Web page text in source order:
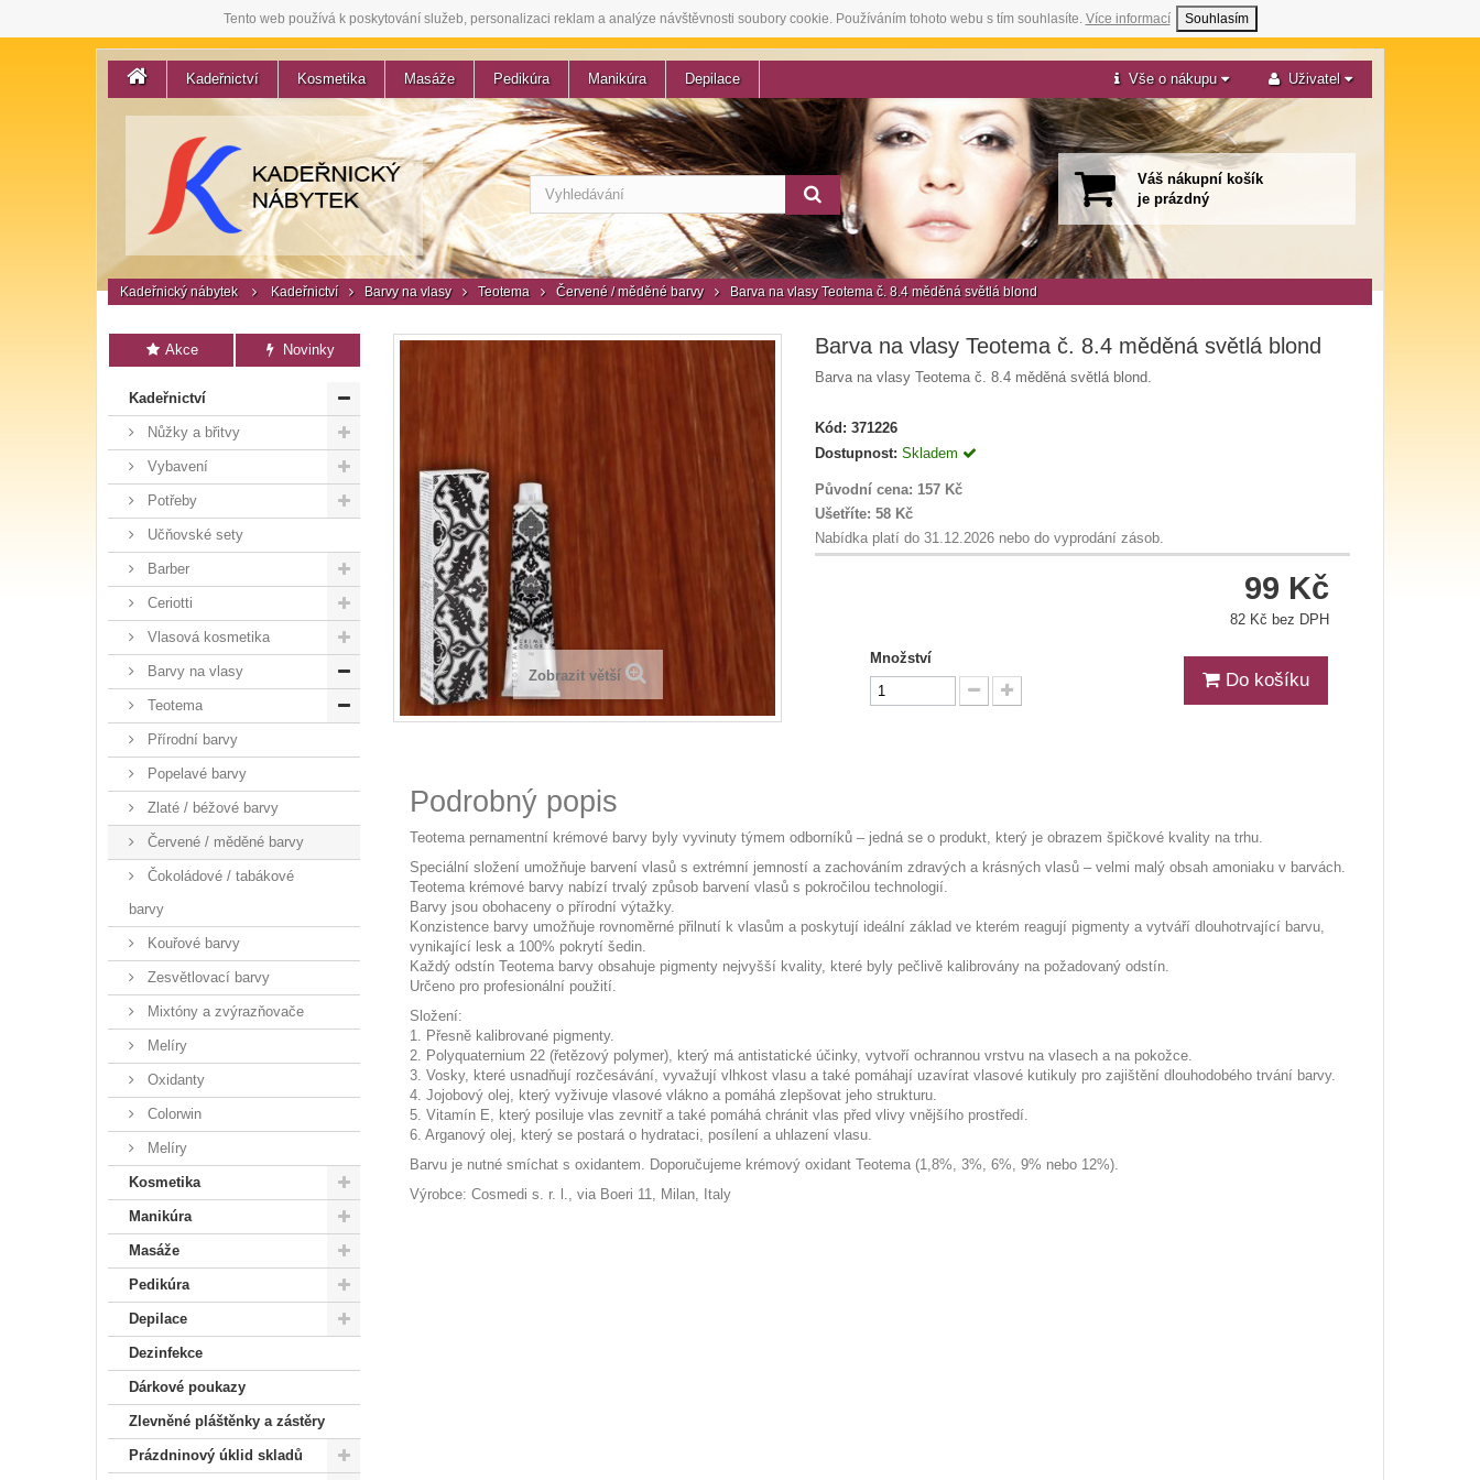
Tento web používá k poskytování služeb, personalizaci reklam a analýze návštěvnosti soubory cookie. Používáním tohoto webu s tím souhlasíte. Více informací Souhlasím
Kadeřnictví Kosmetika Masáže Pedikúra Manikúra Depilace Vše o nákupu Uživatel
Váš nákupní košík
je prázdný
Kadeřnický nábytek Kadeřnictví Barvy na vlasy Teotema Červené / měděné barvy Barva na vlasy Teotema č. 8.4 měděná světlá blond
Akce Novinky
Kadeřnictví
Nůžky a břitvy
Vybavení
Potřeby
Učňovské sety
Barber
Ceriotti
Vlasová kosmetika
Barvy na vlasy
Teotema
Přírodní barvy
Popelavé barvy
Zlaté / béžové barvy
Červené / měděné barvy
Čokoládové / tabákové
barvy
Kouřové barvy
Zesvětlovací barvy
Mixtóny a zvýrazňovače
Melíry
Oxidanty
Colorwin
Melíry
Kosmetika
Manikúra
Masáže
Pedikúra
Depilace
Dezinfekce
Dárkové poukazy
Zlevněné pláštěnky a zástěry
Prázdninový úklid skladů
Zobrazit větší
Barva na vlasy Teotema č. 8.4 měděná světlá blond
Barva na vlasy Teotema č. 8.4 měděná světlá blond.
Kód: 371226
Dostupnost: Skladem
Původní cena: 157 Kč
Ušetříte: 58 Kč
Nabídka platí do 31.12.2026 nebo do vyprodání zásob.
99 Kč
82 Kč bez DPH
Množství
Do košíku
Podrobný popis
Teotema pernamentní krémové barvy byly vyvinuty týmem odborníků – jedná se o produkt, který je obrazem špičkové kvality na trhu.
Speciální složení umožňuje barvení vlasů s extrémní jemností a zachováním zdravých a krásných vlasů – velmi malý obsah amoniaku v barvách.
Teotema krémové barvy nabízí trvalý způsob barvení vlasů s pokročilou technologií.
Barvy jsou obohaceny o přírodní výtažky.
Konzistence barvy umožňuje rovnoměrné přilnutí k vlasům a poskytují ideální základ ve kterém reagují pigmenty a vytváří dlouhotrvající barvu,
vynikající lesk a 100% pokrytí šedin.
Každý odstín Teotema barvy obsahuje pigmenty nejvyšší kvality, které byly pečlivě kalibrovány na požadovaný odstín.
Určeno pro profesionální použití.
Složení:
1. Přesně kalibrované pigmenty.
2. Polyquaternium 22 (řetězový polymer), který má antistatické účinky, vytvoří ochrannou vrstvu na vlasech a na pokožce.
3. Vosky, které usnadňují rozčesávání, vyvažují vlhkost vlasu a také pomáhají uzavírat vlasové kutikuly pro zajištění dlouhodobého trvání barvy.
4. Jojobový olej, který vyživuje vlasové vlákno a pomáhá zlepšovat jeho strukturu.
5. Vitamín E, který posiluje vlas zevnitř a také pomáhá chránit vlas před vlivy vnějšího prostředí.
6. Arganový olej, který se postará o hydrataci, posílení a uhlazení vlasu.
Barvu je nutné smíchat s oxidantem. Doporučujeme krémový oxidant Teotema (1,8%, 3%, 6%, 9% nebo 12%).
Výrobce: Cosmedi s. r. l., via Boeri 11, Milan, Italy